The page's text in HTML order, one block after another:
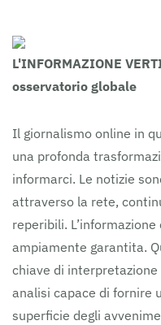
L'INFORMAZIONE
osservatorio globale
Il giornalismo online in
una profonda
informarci. Le notizie
attraverso la rete,
reperibili.
ampiamente garantita.
chiave di
analisi capace di fornire
superficie degli